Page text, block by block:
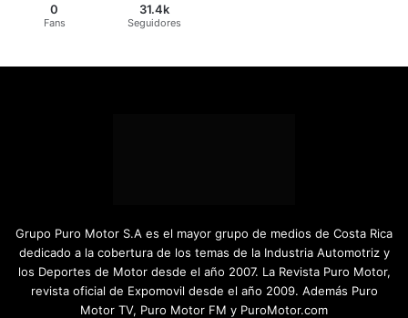
0
Fans
31.4k
Seguidores
Grupo Puro Motor S.A es el mayor grupo de medios de Costa Rica
dedicado a la cobertura de los temas de la Industria Automotriz y
los Deportes de Motor desde el año 2007. La Revista Puro Motor,
revista oficial de Expomovil desde el año 2009. Además Puro
Motor TV, Puro Motor FM y PuroMotor.com